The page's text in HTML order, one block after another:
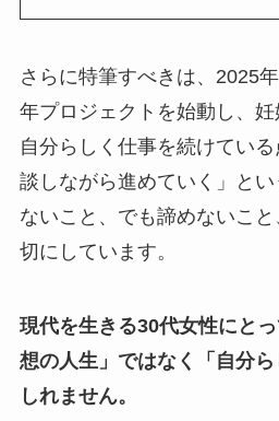
さらに特筆すべきは、2025
年プロジェクトを始動し、
自分らしく仕事を続けてい
談しながら進めていく」と
ないこと、でも諦めないこ
切にしています。
現代を生きる30代女性にと
想の人生」ではなく「自分
しれません。